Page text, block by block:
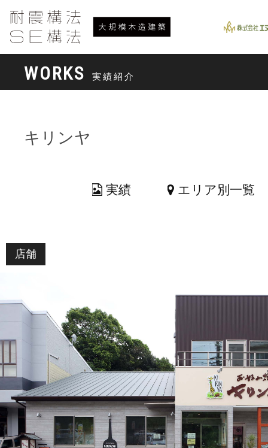
WORKS 実績紹介
キリンヤ
実績 エリア別一覧
店舗